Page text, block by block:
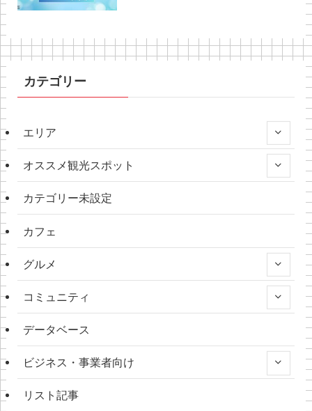
カテゴリー
エリア
オススメ観光スポット
カテゴリー未設定
カフェ
グルメ
コミュニティ
データベース
ビジネス・事業者向け
リスト記事